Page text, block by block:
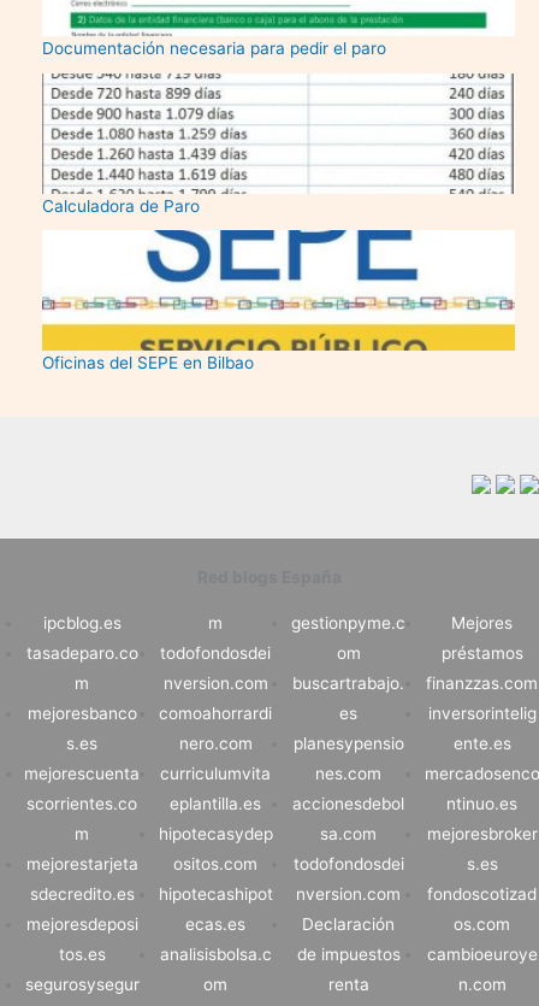
Documentación necesaria para pedir el paro
Calculadora de Paro
Oficinas del SEPE en Bilbao
ipcblog.es
tasadeparo.co
m
mejoresbanco
s.es
mejorescuenta
scorrientes.co
m
mejorestarjeta
sdecredito.es
mejoresdeposi
tos.es
segurosysegur
m
todofondosdei
nversion.com
comoahorrardi
nero.com
curriculumvita
eplantilla.es
hipotecasydep
ositos.com
hipotecashipot
ecas.es
analisisbolsa.c
om
gestionpyme.c
om
buscartrabajo.
es
planesypensio
nes.com
accionesdebol
sa.com
todofondosdei
nversion.com
Declaración
de impuestos
renta
Mejores
préstamos
finanzzas.com
inversorintelig
ente.es
mercadosenco
ntinuo.es
mejoresbroker
s.es
fondoscotizad
os.com
cambioeuroye
n.com